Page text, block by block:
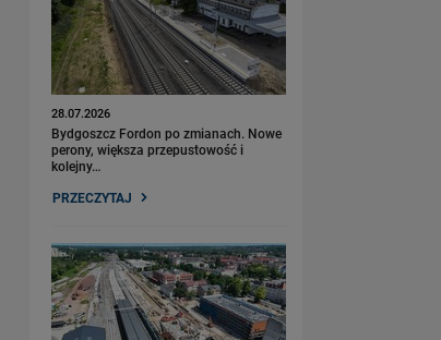
28.07.2026
Bydgoszcz Fordon po zmianach. Nowe
perony, większa przepustowość i
kolejny…
PRZECZYTAJ